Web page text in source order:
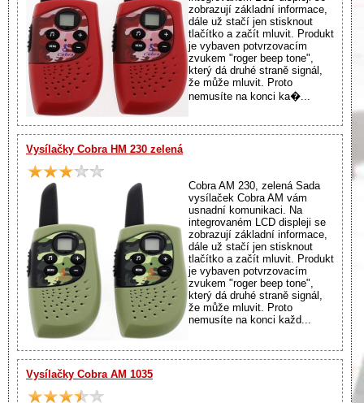
zobrazují základní informace,
dále už stačí jen stisknout
tlačítko a začít mluvit. Produkt
je vybaven potvrzovacím
zvukem "roger beep tone",
který dá druhé straně signál,
že může mluvit. Proto
nemusíte na konci ka�...
Vysílačky Cobra HM 230 zelená
Cobra AM 230, zelená Sada
vysílaček Cobra AM vám
usnadní komunikaci. Na
integrovaném LCD displeji se
zobrazují základní informace,
dále už stačí jen stisknout
tlačítko a začít mluvit. Produkt
je vybaven potvrzovacím
zvukem "roger beep tone",
který dá druhé straně signál,
že může mluvit. Proto
nemusíte na konci každ...
Vysílačky Cobra AM 1035